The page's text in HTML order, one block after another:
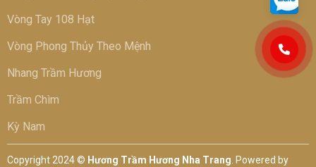
Vòng Tay 108 Hạt
Vòng Phong Thủy Theo Mệnh
Nhang Trầm Hương
Trầm Chìm
Kỳ Nam
Copyright 2024 © Hương Trầm Hương Nha Trang . Powered by